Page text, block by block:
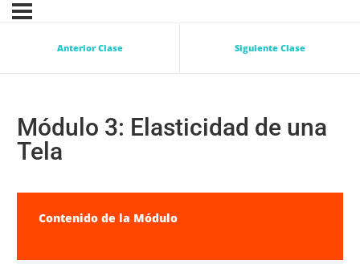
Anterior Clase Siguiente Clase
Módulo 3: Elasticidad de una
Tela
Contenido de la Módulo